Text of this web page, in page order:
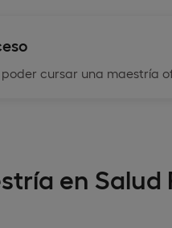
cursar una maestría
en